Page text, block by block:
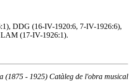
DDG (16-IV-1920:6, 7-IV-1926:6),
(17-IV-1926:1).
(1875 - 1925) Catàleg de l'obra musical